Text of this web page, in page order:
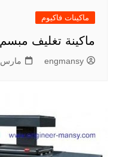
ماكينات فاكيوم
ماكينة تغليف مبسم
engmansy مارس 31, 2020